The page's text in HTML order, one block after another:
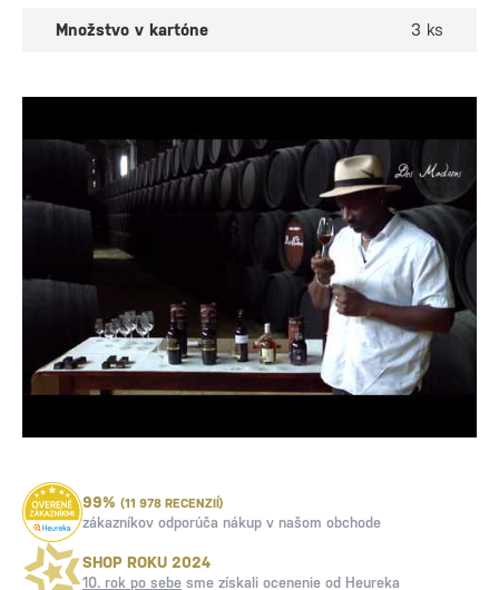
Množstvo v kartóne 3 ks
99% (11 978 RECENZIÍ)
zákazníkov odporúča nákup v našom obchode
SHOP ROKU 2024
10. rok po sebe sme získali ocenenie od Heureka